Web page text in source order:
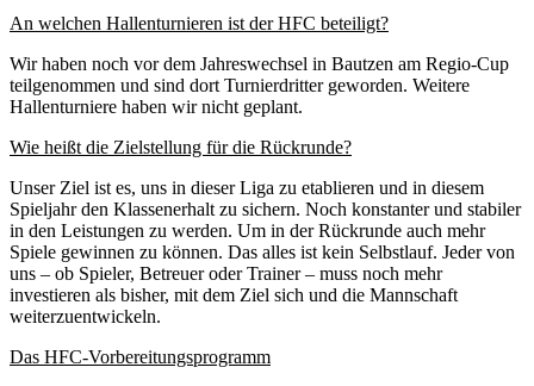
An welchen Hallenturnieren ist der HFC beteiligt?
Wir haben noch vor dem Jahreswechsel in Bautzen am Regio-Cup
teilgenommen und sind dort Turnierdritter geworden. Weitere
Hallenturniere haben wir nicht geplant.
Wie heißt die Zielstellung für die Rückrunde?
Unser Ziel ist es, uns in dieser Liga zu etablieren und in diesem
Spieljahr den Klassenerhalt zu sichern. Noch konstanter und stabiler
in den Leistungen zu werden. Um in der Rückrunde auch mehr
Spiele gewinnen zu können. Das alles ist kein Selbstlauf. Jeder von
uns – ob Spieler, Betreuer oder Trainer – muss noch mehr
investieren als bisher, mit dem Ziel sich und die Mannschaft
weiterzuentwickeln.
Das HFC-Vorbereitungsprogramm